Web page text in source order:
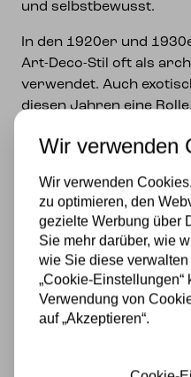
Wir verwenden
Wir verwenden
zu optimieren, den
gezielte Werbung über
Sie mehr darüber, wie
wie Sie diese
„Cookie-
Verwendung von
auf „Akzeptieren“.
und selbstbewusst.
In den 1920er und
Art-Deco-Stil oft als
verwendet. Auch
diesen Jahren eine
Wildkatze hat,
Formen verleihen
Lichtskulptur ein
Bitte beachten Sie: Die
anzusehen, so dass
schöner Anblick ist.
E-14 Fassung.
Spezifikationen